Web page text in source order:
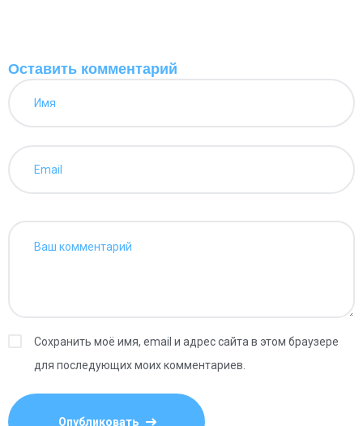
Оставить комментарий
Сохранить моё имя, email и адрес сайта в этом браузере
для последующих моих комментариев.